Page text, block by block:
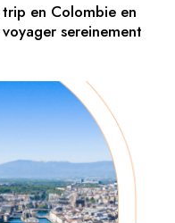
en Colombie en
sereinement